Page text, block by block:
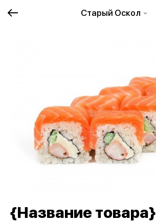
Старый Оскол
{Название товара}